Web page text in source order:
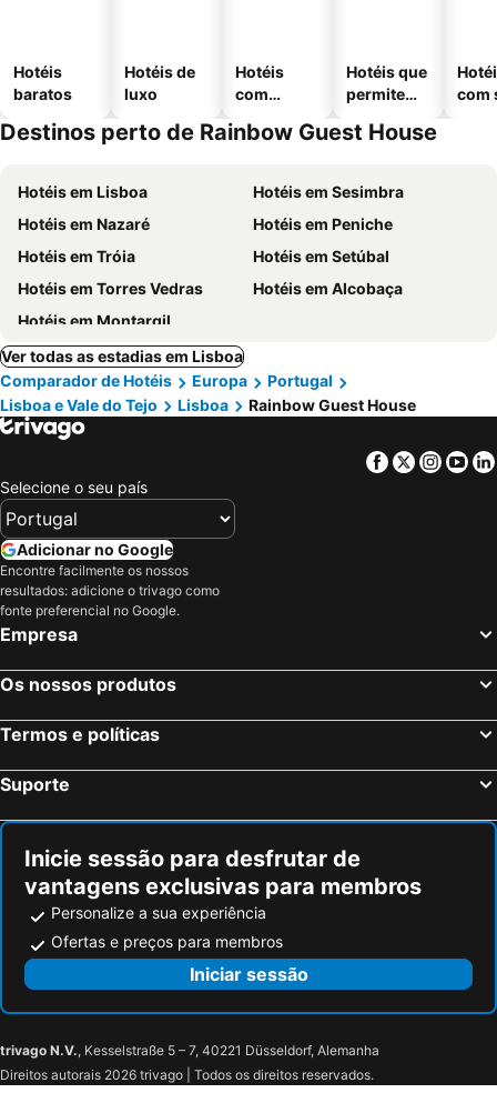
Hotéis
baratos
Hotéis de
luxo
Hotéis
com
Hotéis que
permitem
com
Destinos perto de Rainbow Guest House
Hotéis em Lisboa
Hotéis em Sesimbra
Hotéis em Nazaré
Hotéis em Peniche
Hotéis em Tróia
Hotéis em Setúbal
Hotéis em Torres Vedras
Hotéis em Alcobaça
Hotéis em Montargil
Ver todas as estadias em Lisboa
Comparador de Hotéis
Europa
Portugal
Lisboa e Vale do Tejo
Lisboa Rainbow Guest House
Facebook
Twitter
Selecione o seu país
Adicionar no Google
Encontre facilmente os nossos
resultados: adicione o trivago como
fonte preferencial no Google.
Empresa
Os nossos produtos
Termos e políticas
Suporte
Inicie sessão para desfrutar de
vantagens exclusivas para membros
Personalize a sua experiência
Ofertas e preços para membros
Iniciar sessão
trivago N.V., Kesselstraße 5 – 7, 40221 Düsseldorf, Alemanha
Direitos autorais 2026 trivago | Todos os direitos reservados.